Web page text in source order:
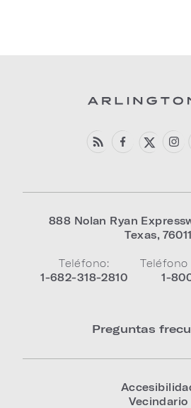
888 Nolan Ryan
Texas,76011
Teléfono:
1-682-318-2810
1-
Preguntas
Vecindario